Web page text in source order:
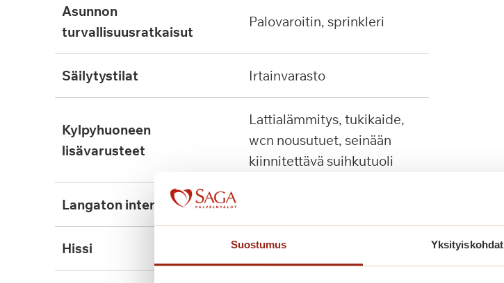
Suostumus Yksityiskohdat
asunnon
turvallisuusratkaisut
palovaroitin, sprinkleri
säilytystilat irtainvarasto
kylpyhuoneen
lisävarusteet
lattialämmitys, tukikaide,
wcn nousutuet, seinään
kiinnitettävä suihkutuoli
langaton internet
hissi kyllä, 2kpl